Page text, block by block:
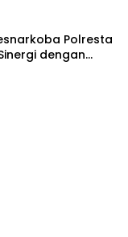
Polresta
dengan